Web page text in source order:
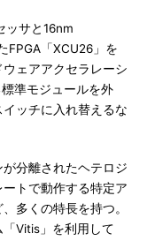
ッサと16nm
FPGA「XCU26」を
ェアアクセラレーシ
準モジュールを外
ッチに入れ替えるな
分離されたヘテロジ
トで動作する特定ア
多くの特長を持つ。
Vitis」を利用して